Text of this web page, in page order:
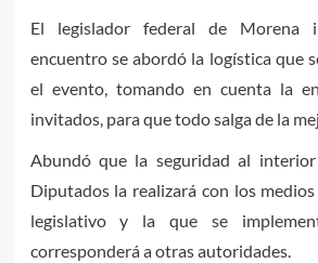
El legislador federal de Morena
encuentro se abordó la logística que
el evento, tomando en cuenta la
invitados, para que todo salga de la
Abundó que la seguridad al
Diputados la realizará con los
legislativo y la que se
corresponderá a otras autoridades.